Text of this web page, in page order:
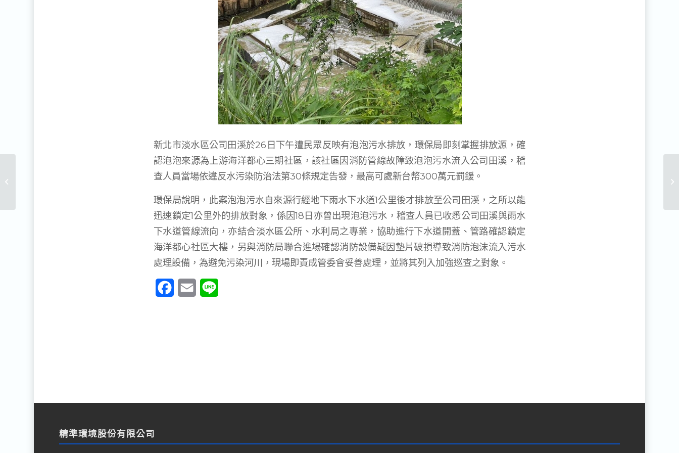
新北市淡水區公司田溪於26日下午遭民眾反映有泡泡污水排放，環保局即刻掌握排放源，確
認泡泡來源為上游海洋都心三期社區，該社區因消防管線故障致泡泡污水流入公司田溪，稽
查人員當場依違反水污染防治法第30條規定告發，最高可處新台幣300萬元罰鍰。
環保局說明，此案泡泡污水自來源行經地下雨水下水道1公里後才排放至公司田溪，之所以能
迅速鎖定1公里外的排放對象，係因18日亦曾出現泡泡污水，稽查人員已收悉公司田溪與雨水
下水道管線流向，亦結合淡水區公所、水利局之專業，協助進行下水道開蓋、管路確認鎖定
海洋都心社區大樓，另與消防局聯合進場確認消防設備疑因墊片破損導致消防泡沫流入污水
處理設備，為避免污染河川，現場即責成管委會妥善處理，並將其列入加強巡查之對象。
Facebook
Email
精準環境股份有限公司